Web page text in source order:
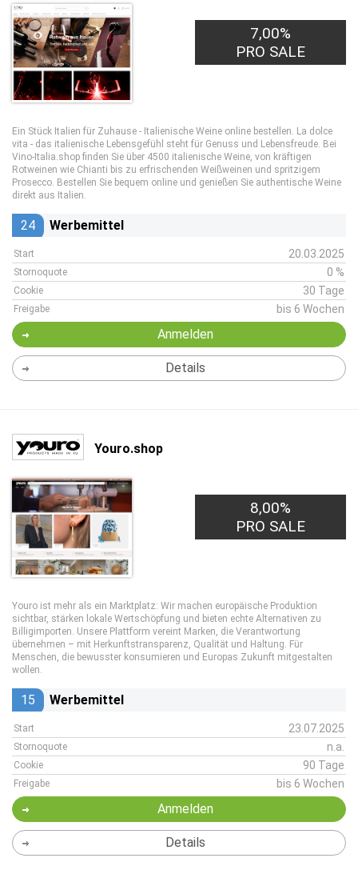
7,00%
PRO SALE
Ein Stück Italien für Zuhause - Italienische Weine online bestellen. La dolce
vita - das italienische Lebensgefühl steht für Genuss und Lebensfreude. Bei
Vino-Italia.shop finden Sie über 4500 italienische Weine, von kräftigen
Rotweinen wie Chianti bis zu erfrischenden Weißweinen und spritzigem
Prosecco. Bestellen Sie bequem online und genießen Sie authentische Weine
direkt aus Italien.
24 Werbemittel
Start 20.03.2025
Stornoquote 0 %
Cookie 30 Tage
Freigabe bis 6 Wochen
Anmelden
Details
Youro.shop
8,00%
PRO SALE
Youro ist mehr als ein Marktplatz: Wir machen europäische Produktion
sichtbar, stärken lokale Wertschöpfung und bieten echte Alternativen zu
Billigimporten. Unsere Plattform vereint Marken, die Verantwortung
übernehmen – mit Herkunftstransparenz, Qualität und Haltung. Für
Menschen, die bewusster konsumieren und Europas Zukunft mitgestalten
wollen.
15 Werbemittel
Start 23.07.2025
Stornoquote n.a.
Cookie 90 Tage
Freigabe bis 6 Wochen
Anmelden
Details